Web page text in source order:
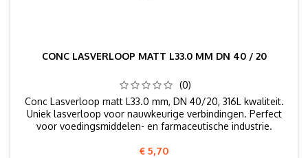
CONC LASVERLOOP MATT L33.0 MM DN 40 / 20
(0)
Conc Lasverloop matt L33.0 mm, DN 40/20, 316L kwaliteit.
Uniek lasverloop voor nauwkeurige verbindingen. Perfect
voor voedingsmiddelen- en farmaceutische industrie.
Prijs
€ 5,70